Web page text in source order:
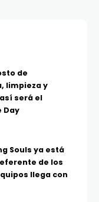
de
limpieza y
será el
Day
Souls ya está
de los
llega con